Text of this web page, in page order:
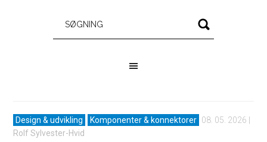
Design & udvikling Komponenter & konnektorer 08. 05. 2026
Rolf Sylvester-Hvid